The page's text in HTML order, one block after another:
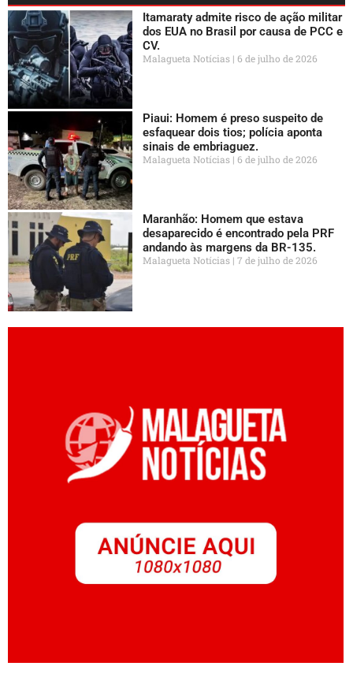
Itamaraty admite risco de ação militar
dos EUA no Brasil por causa de PCC e
CV.
Malagueta Notícias 6 de julho de 2026
Piaui: Homem é preso suspeito de
esfaquear dois tios; polícia aponta
sinais de embriaguez.
Malagueta Notícias 6 de julho de 2026
Maranhão: Homem que estava
desaparecido é encontrado pela PRF
andando às margens da BR-135.
Malagueta Notícias 7 de julho de 2026